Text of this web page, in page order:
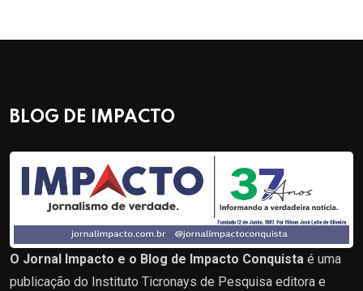
BLOG DE IMPACTO
O Jornal Impacto e o Blog de Impacto Conquista é uma
publicação do Instituto Ticronays de Pesquisa editora e